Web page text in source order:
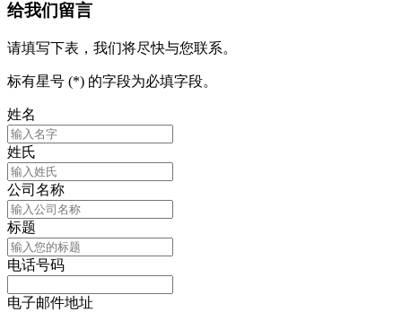
给我们留言
请填写下表，我们将尽快与您联系。
标有星号 (*) 的字段为必填字段。
姓名
姓氏
公司名称
标题
电话号码
电子邮件地址